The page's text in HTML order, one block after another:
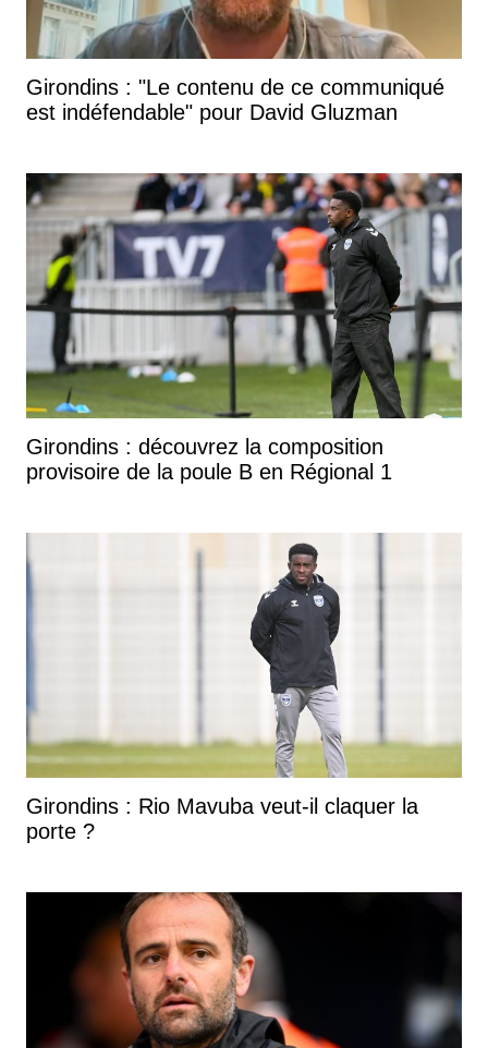
Girondins : "Le contenu de ce communiqué
est indéfendable" pour David Gluzman
Girondins : découvrez la composition
provisoire de la poule B en Régional 1
Girondins : Rio Mavuba veut-il claquer la
porte ?